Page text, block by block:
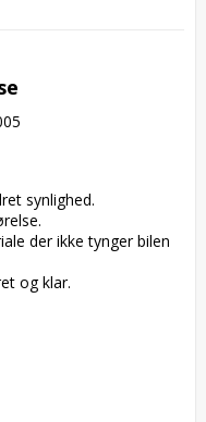
synlighed.
der ikke tynger bilen
og klar.